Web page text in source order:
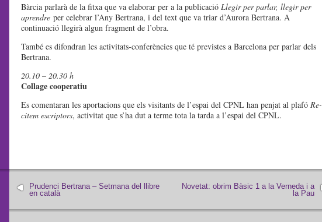
Bàrcia parlarà de la fitxa que va elaborar per a la publicacióLlegir per parlar, llegir per
aprendreper celebrar l’Any Bertrana, i del text que va triar d’Aurora Bertrana. A
continuació llegirà algun fragment de l’obra.
També es difondran les activitats-conferències que té previstes a Barcelona per parlar dels
Bertrana.
20.10 – 20.30 h
Collage cooperatiu
Es comentaran les aportacions que els visitants de l’espai del CPNL han penjat al plafóRe-
citem escriptors, activitat que s’ha dut a terme tota la tarda a l’espai del CPNL.
Novetat: obrim Bàsic 1 a la Verneda i a
la Pau
Prudenci Bertrana – Setmana del llibre
en català